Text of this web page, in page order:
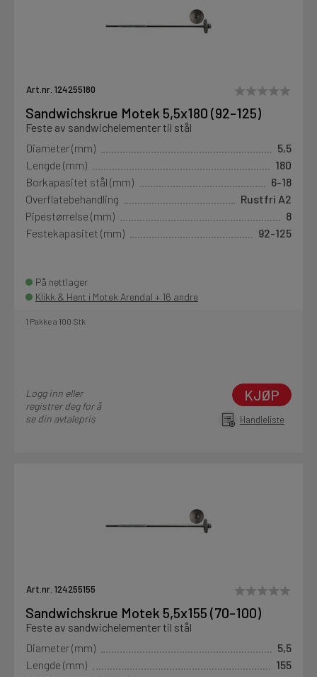
Art.nr. 124255180
Sandwichskrue Motek 5,5x180 (92-125)
Feste av sandwichelementer til stål
Diameter (mm)
5,5
Lengde (mm)
180
Borkapasitet stål (mm)
6-18
Overflatebehandling
Rustfri A2
Pipestørrelse (mm)
8
Festekapasitet (mm)
92-125
På nettlager
Klikk & Hent i Motek Arendal + 16 andre
1 Pakke a 100 Stk
Logg inn eller
registrer deg for å
se din avtalepris
KJØP
Handleliste
Art.nr. 124255155
Sandwichskrue Motek 5,5x155 (70-100)
Feste av sandwichelementer til stål
Diameter (mm)
5,5
Lengde (mm)
155